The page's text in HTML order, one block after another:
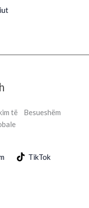
të Besueshëm
TikTok